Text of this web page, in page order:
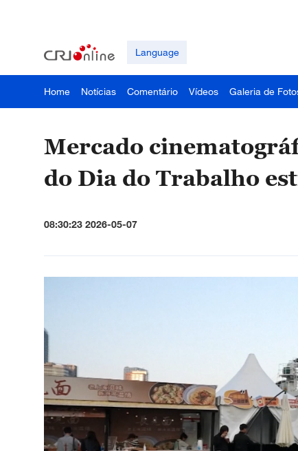
Language
Home Notícias Comentário Vídeos Galeria de
Mercado
do Dia do Trabalho
08:30:23 2026-05-07